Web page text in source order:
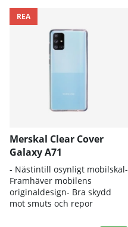
REA
Merskal Clear Cover
Galaxy A71
- Nästintill osynligt mobilskal-
Framhäver mobilens
originaldesign- Bra skydd
mot smuts och repor